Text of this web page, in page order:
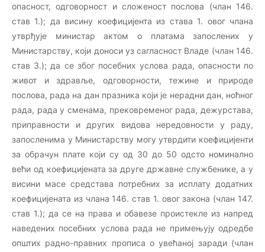
опасност, одговорност и сложеност послова (члан 146.
став 1.); да висину коефицијента из става 1. овог члана
утврђује министар актом о платама запослених у
Министарству, који доноси уз сагласност Владе (члан 146.
став 3.); да се због посебних услова рада, опасности по
живот и здравље, одговорности, тежине и природе
послова, рада на дан празника који је нерадни дан, ноћног
рада, рада у сменама, прековременог рада, дежурстава,
приправности и других видова нередовности у раду,
запосленима у Министарству могу утврдити коефицијенти
за обрачун плате који су од 30 до 50 одсто номинално
већи од коефицијената за друге државне службенике, а у
висини масе средстава потребних за исплату додатних
коефицијената из члана 146. став 1. овог закона (члан 147.
став 1.); да се на права и обавезе проистекле из напред
наведених посебних услова рада не примењују одредбе
општих радно-правних прописа о увећаној заради (члан